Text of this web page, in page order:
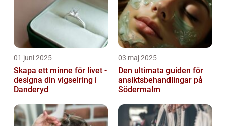
01 juni 2025
Skapa ett minne för livet -
designa din vigselring i
Danderyd
03 maj 2025
Den ultimata guiden för
ansiktsbehandlingar på
Södermalm